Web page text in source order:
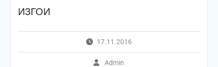
ИЗГОИ
17.11.2016
Admin